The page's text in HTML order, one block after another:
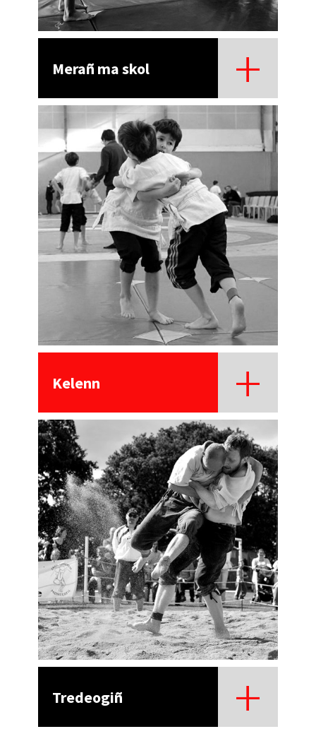
Merañ ma skol
Kelenn
Tredeogiñ